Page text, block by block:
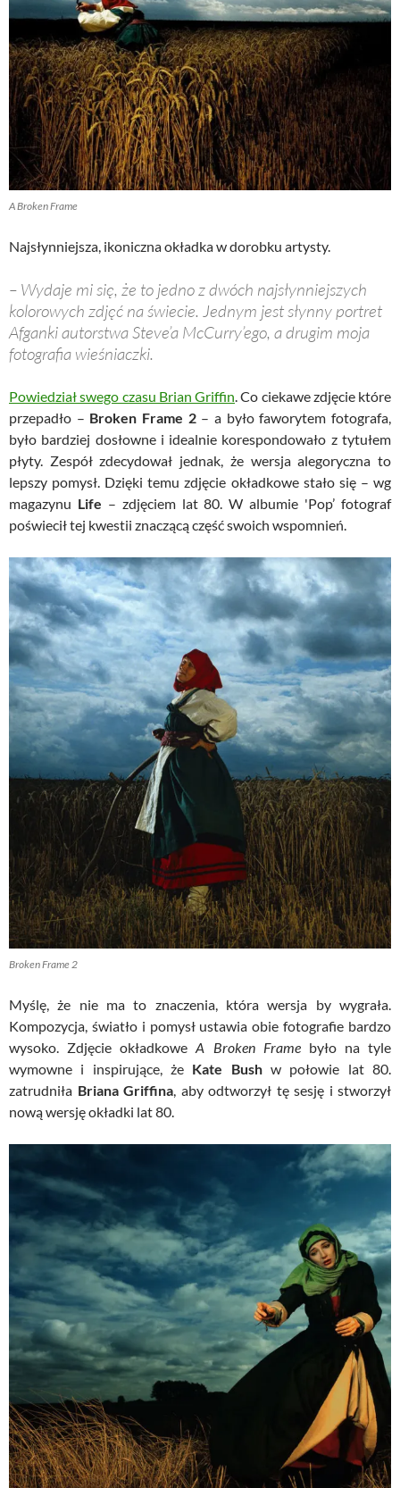
A Broken Frame
Najsłynniejsza, ikoniczna okładka w dorobku artysty.
– Wydaje mi się, że to jedno z dwóch najsłynniejszych
kolorowych zdjęć na świecie. Jednym jest słynny portret
Afganki autorstwa Steve’a McCurry’ego, a drugim moja
fotografia wieśniaczki.
Powiedział swego czasu Brian Griffin . Co ciekawe zdjęcie które
przepadło – Broken Frame 2– a było faworytem fotografa,
było bardziej dosłowne i idealnie korespondowało z tytułem
płyty. Zespół zdecydował jednak, że wersja alegoryczna to
lepszy pomysł. Dzięki temu zdjęcie okładkowe stało się – wg
magazynu Life – zdjęciem lat 80. W albumie 'Pop’ fotograf
poświecił tej kwestii znaczącą część swoich wspomnień.
Broken Frame 2
Myślę, że nie ma to znaczenia, która wersja by wygrała.
Kompozycja, światło i pomysł ustawia obie fotografie bardzo
wysoko. Zdjęcie okładkoweA Broken Framebyło na tyle
wymowne i inspirujące, że Kate Bushw połowie lat 80.
zatrudniła Briana Griffina , aby odtworzył tę sesję i stworzył
nową wersję okładki lat 80.